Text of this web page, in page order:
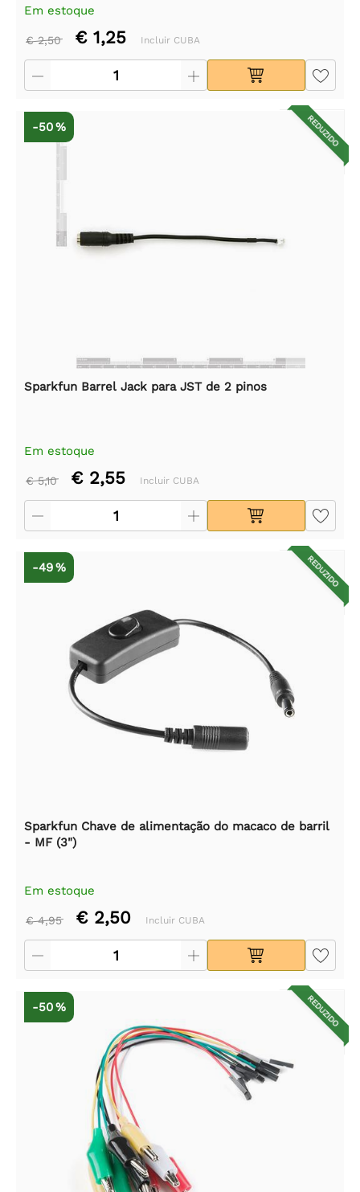
Em estoque
€ 2,50 € 1,25 Incluir CUBA
REDUZIDO
-50 %
Sparkfun Barrel Jack para JST de 2 pinos
Em estoque
€ 5,10 € 2,55 Incluir CUBA
REDUZIDO
-49 %
Sparkfun Chave de alimentação do macaco de barril
- MF (3")
Em estoque
€ 4,95 € 2,50 Incluir CUBA
REDUZIDO
-50 %